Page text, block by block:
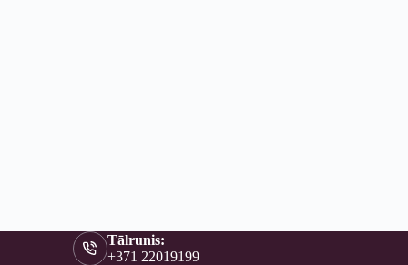
Tālrunis:
+371 22019199